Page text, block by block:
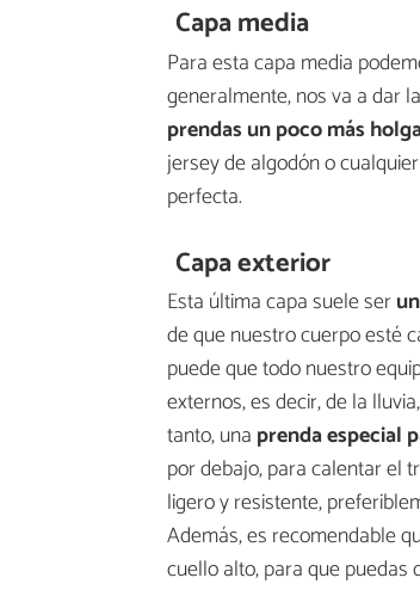
Capa media
Para esta capa media
generalmente, nos va a dar
prendas un poco más
jersey de algodón o
perfecta.
Capa exterior
Esta última capa suele ser
de que nuestro cuerpo esté
puede que todo nuestro
externos, es decir, de la
tanto, una prenda especial
por debajo, para calentar el
ligero y resistente,
Además, es recomendable
cuello alto, para que puedas